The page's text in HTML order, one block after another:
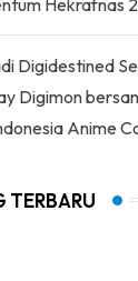
Digidestined
Digimon
Anime
TERBARU